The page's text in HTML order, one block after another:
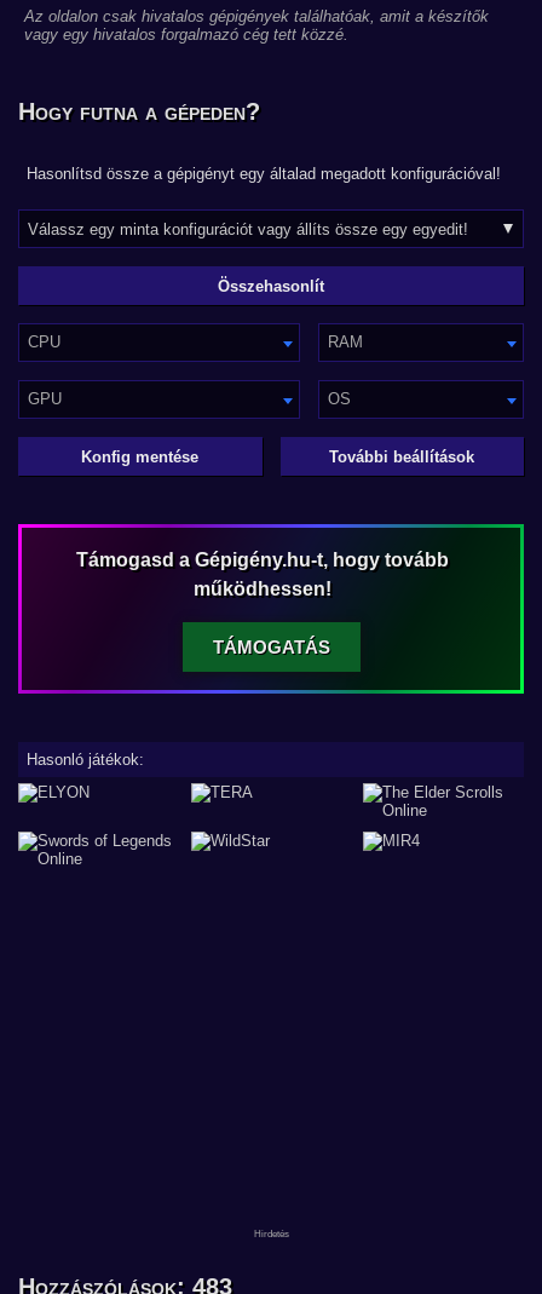
Az oldalon csak hivatalos gépigények találhatóak, amit a készítők
vagy egy hivatalos forgalmazó cég tett közzé.
Hogy futna a gépeden?
Hasonlítsd össze a gépigényt egy általad megadott konfigurációval!
CPU RAM
GPU OS
Konfig mentése További beállítások
Támogasd a Gépigény.hu-t, hogy tovább
működhessen!
TÁMOGATÁS
Hasonló játékok:
Hozzászólások: 483